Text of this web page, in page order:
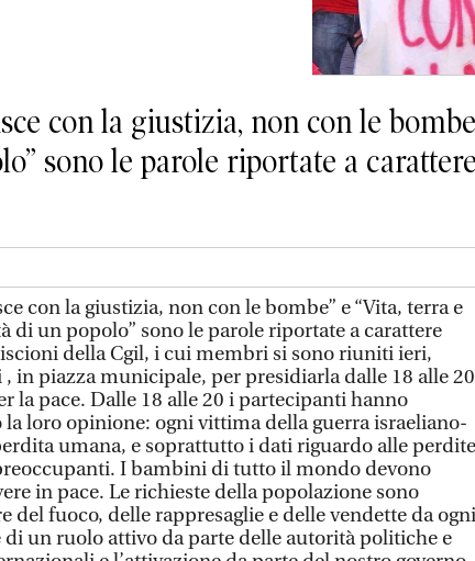
con la giustizia, non con le
sono le parole riportate a
con la giustizia, non con le bombe” e “Vita, terra e
di un popolo” sono le parole riportate a carattere
della Cgil, i cui membri si sono riuniti ieri,
in piazza municipale, per presidiarla dalle 18 alle 20
la pace. Dalle 18 alle 20 i partecipanti hanno
loro opinione: ogni vittima della guerra israeliano-
umana, e soprattutto i dati riguardo alle perdite
I bambini di tutto il mondo devono
in pace. Le richieste della popolazione sono
del fuoco, delle rappresaglie e delle vendette da ogni
di un ruolo attivo da parte delle autorità politiche e